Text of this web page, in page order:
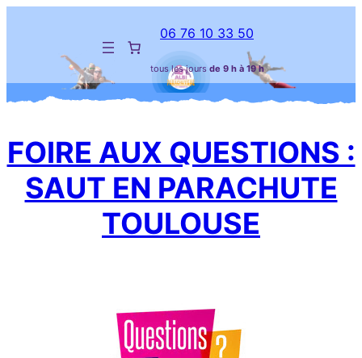
06 76 10 33 50
tous les jours de 9 h à 19 h
FOIRE AUX QUESTIONS :
SAUT EN PARACHUTE
TOULOUSE